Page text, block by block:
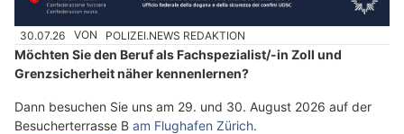
30.07.26 VON POLIZEI.NEWS REDAKTION
Möchten Sie den Beruf als Fachspezialist/-in Zoll und
Grenzsicherheit näher kennenlernen?
Dann besuchen Sie uns am 29. und 30. August 2026 auf der
Besucherterrasse B am Flughafen Zürich.